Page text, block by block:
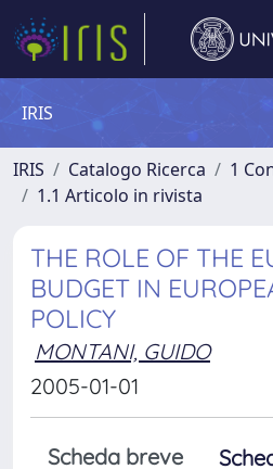
IRIS
IRIS Catalogo Ricerca
1
1.1 Articolo in rivista
THE ROLE OF THE
BUDGET IN
POLICY
MONTANI, GUIDO
2005-01-01
Scheda breve